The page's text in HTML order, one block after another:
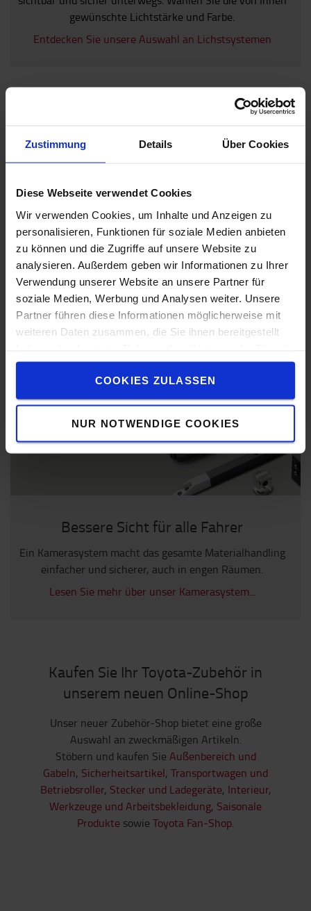
Zustimmung Details Über Cookies
Diese Webseite verwendet Cookies
Wir verwenden Cookies, um Inhalte und Anzeigen zu
personalisieren, Funktionen für soziale Medien anbieten
zu können und die Zugriffe auf unsere Website zu
analysieren. Außerdem geben wir Informationen zu Ihrer
Verwendung unserer Website an unsere Partner für
soziale Medien, Werbung und Analysen weiter. Unsere
Partner führen diese Informationen möglicherweise mit
weiteren Daten zusammen, die Sie ihnen bereitgestellt
gesammelt haben.
COOKIES ZULASSEN
NUR NOTWENDIGE COOKIES
gewünschte Lichtstärke und Farbe.
Entdecken Sie unsere Auswahl an Lichstsystemen
Laufen einfach rund
Unsere Trolleys verfügen über eine erstklassige Qualität
und Funktionalität bis ins kleinste Detail und rollen
extrem leichtgängig, selbst beim Transport von
schwereren Lasten.
Lesen Sie mehr über unsere Betriebsroller &
Transportwagen...
Bessere Sicht für alle Fahrer
Ein Kamerasystem macht das gesamte Materialhandling
einfacher und sicherer, auch in engen Räumen.
Lesen Sie mehr über unser Kamerasystem...
Kaufen Sie Ihr Toyota-Zubehör in
unserem neuen Online-Shop
Unser neuer Zubehör-Shop bietet eine große
Auswahl an zweckmäßigen Artikeln.
Stöbern und kaufen Sie Außenbereich und
Gabeln, Sicherheitsartikel, Transportwagen und
Betriebsroller, Stecker und Ladegeräte, Interieur,
Werkzeuge und Arbeitsbekleidung, Saisonale
Produkte sowie Toyota Fan-Shop.